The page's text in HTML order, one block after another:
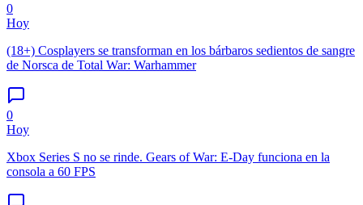
0
Hoy
(18+) Cosplayers se transforman en los bárbaros sedientos de sangre
de Norsca de Total War: Warhammer
0
Hoy
Xbox Series S no se rinde. Gears of War: E-Day funciona en la
consola a 60 FPS